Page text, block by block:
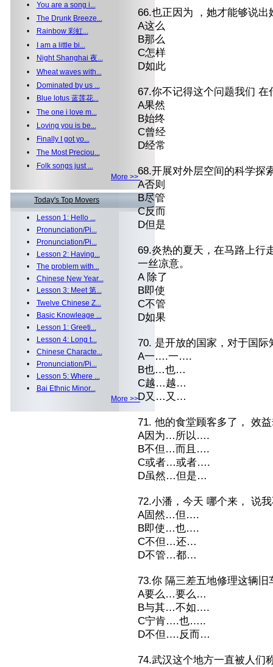
• You are a song i...
• The Drunk Breeze...
•
Rainbow 彩虹...
•
I am a little bi...
•
Night Shanghai 夜...
• Wheat waves with...
•
Dominated by us ...
•
Blue lotus 蓝莲花...
• The one i love m...
•
Loving you is be...
•
Finally I got yo...
• The Most Preciou...
•
Folk songs just ...
More >>
Today's Top Movers
•
Lesson 1: Hello ...
•
Pronunciation/Pi...
•
Pronunciation/Pi...
•
Lesson 2: Having...
• The problem with...
• Chinese New Year...
•
Lesson 3: Meet 第...
• Twelve Chinese Z...
•
Basic Knowleage ...
•
Lesson 1: Greeti...
•
Lesson 4: Long t...
• Chinese Characte...
•
Pronunciation/Pi...
•
Lesson 5: Where ...
•
Bai Ethnic Minor...
More >>
66.也正因为 ，她才能够说出
A这么
B那么
C怎样
D如此
67.你不记得这个问题我们 在
A果然
B始终
C曾经
D经常
68.开展对外层空间的科学探
A否则
B尽管
C反而
D但是
69.炎热的夏天，在马路上行
一丝凉意。
A 除了
B即使
C不管
D如果
70. 是开放的国家，对于国际
A一….一….
B也…也…
C越…越…
D又…又…
71. 他的食堂顾客多了， 效
A因为…所以….
B不但…而且….
C或者…或者….
D虽然…但是…
72.小潘，今天 哪个来， 说
A固然…但….
B即使…也….
C不但…还…
D不管…都…
73.你 隔三差五地修理这辆旧
A要么…要么…
B与其…不如….
C宁肯….也…..
D不但….反而…
74.武汉这个地方一直被人们